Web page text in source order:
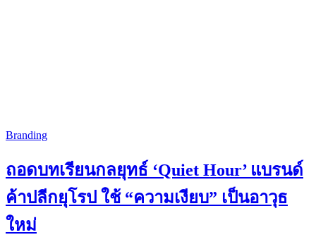
Branding
ถอดบทเรียนกลยุทธ์ ‘Quiet Hour’ แบรนด์
ค้าปลีกยุโรป ใช้ “ความเงียบ” เป็นอาวุธ
ใหม่